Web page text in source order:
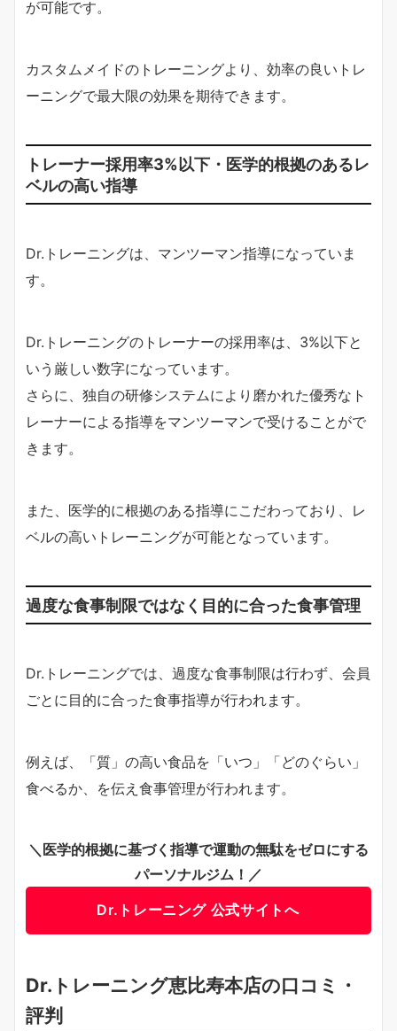
が可能です。
カスタムメイドのトレーニングより、効率の良いトレ
ーニングで最大限の効果を期待できます。
トレーナー採用率3%以下・医学的根拠のあるレ
ベルの高い指導
Dr.トレーニングは、マンツーマン指導になっていま
す。
Dr.トレーニングのトレーナーの採用率は、3%以下と
いう厳しい数字になっています。
さらに、独自の研修システムにより磨かれた優秀なト
レーナーによる指導をマンツーマンで受けることがで
きます。
また、医学的に根拠のある指導にこだわっており、レ
ベルの高いトレーニングが可能となっています。
過度な食事制限ではなく目的に合った食事管理
Dr.トレーニングでは、過度な食事制限は行わず、会員
ごとに目的に合った食事指導が行われます。
例えば、「質」の高い食品を「いつ」「どのぐらい」
食べるか、を伝え食事管理が行われます。
＼医学的根拠に基づく指導で運動の無駄をゼロにする
パーソナルジム！／
Dr.トレーニング 公式サイトへ
Dr.トレーニング恵比寿本店の口コミ・
評判